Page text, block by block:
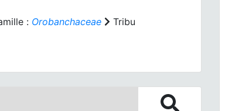
: Orobanchaceae Tribu